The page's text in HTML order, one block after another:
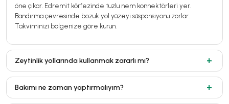
öne çıkar. Edremit körfezinde tuzlu nem konnektörleri yer.
Bandırma çevresinde bozuk yol yüzeyi süspansiyonu zorlar.
Takviminizi bölgenize göre kurun.
Zeytinlik yollarında kullanmak zararlı mı?
Bakımı ne zaman yaptırmalıyım?